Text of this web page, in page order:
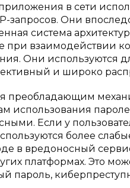
в сети
запросов. Они
система
взаимодействии
Они
и широко
преобладающим
использования
Если у
более
в вредоносный
платформах. Это
пароль,